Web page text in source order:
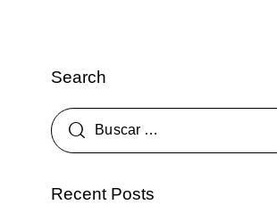
Search
Recent Posts